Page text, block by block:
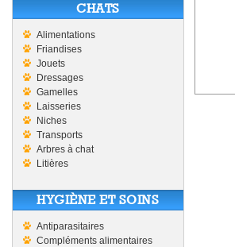
CHATS
Alimentations
Friandises
Jouets
Dressages
Gamelles
Laisseries
Niches
Transports
Arbres à chat
Litières
HYGIÈNE ET SOINS
Antiparasitaires
Compléments alimentaires